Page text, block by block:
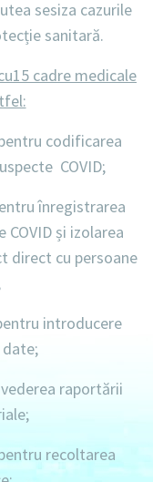
sesiza cazurile
sanitară.
cadre medicale
codificarea
COVID;
înregistrarea
și izolarea
direct cu persoane
introducere
date;
raportării
recoltarea